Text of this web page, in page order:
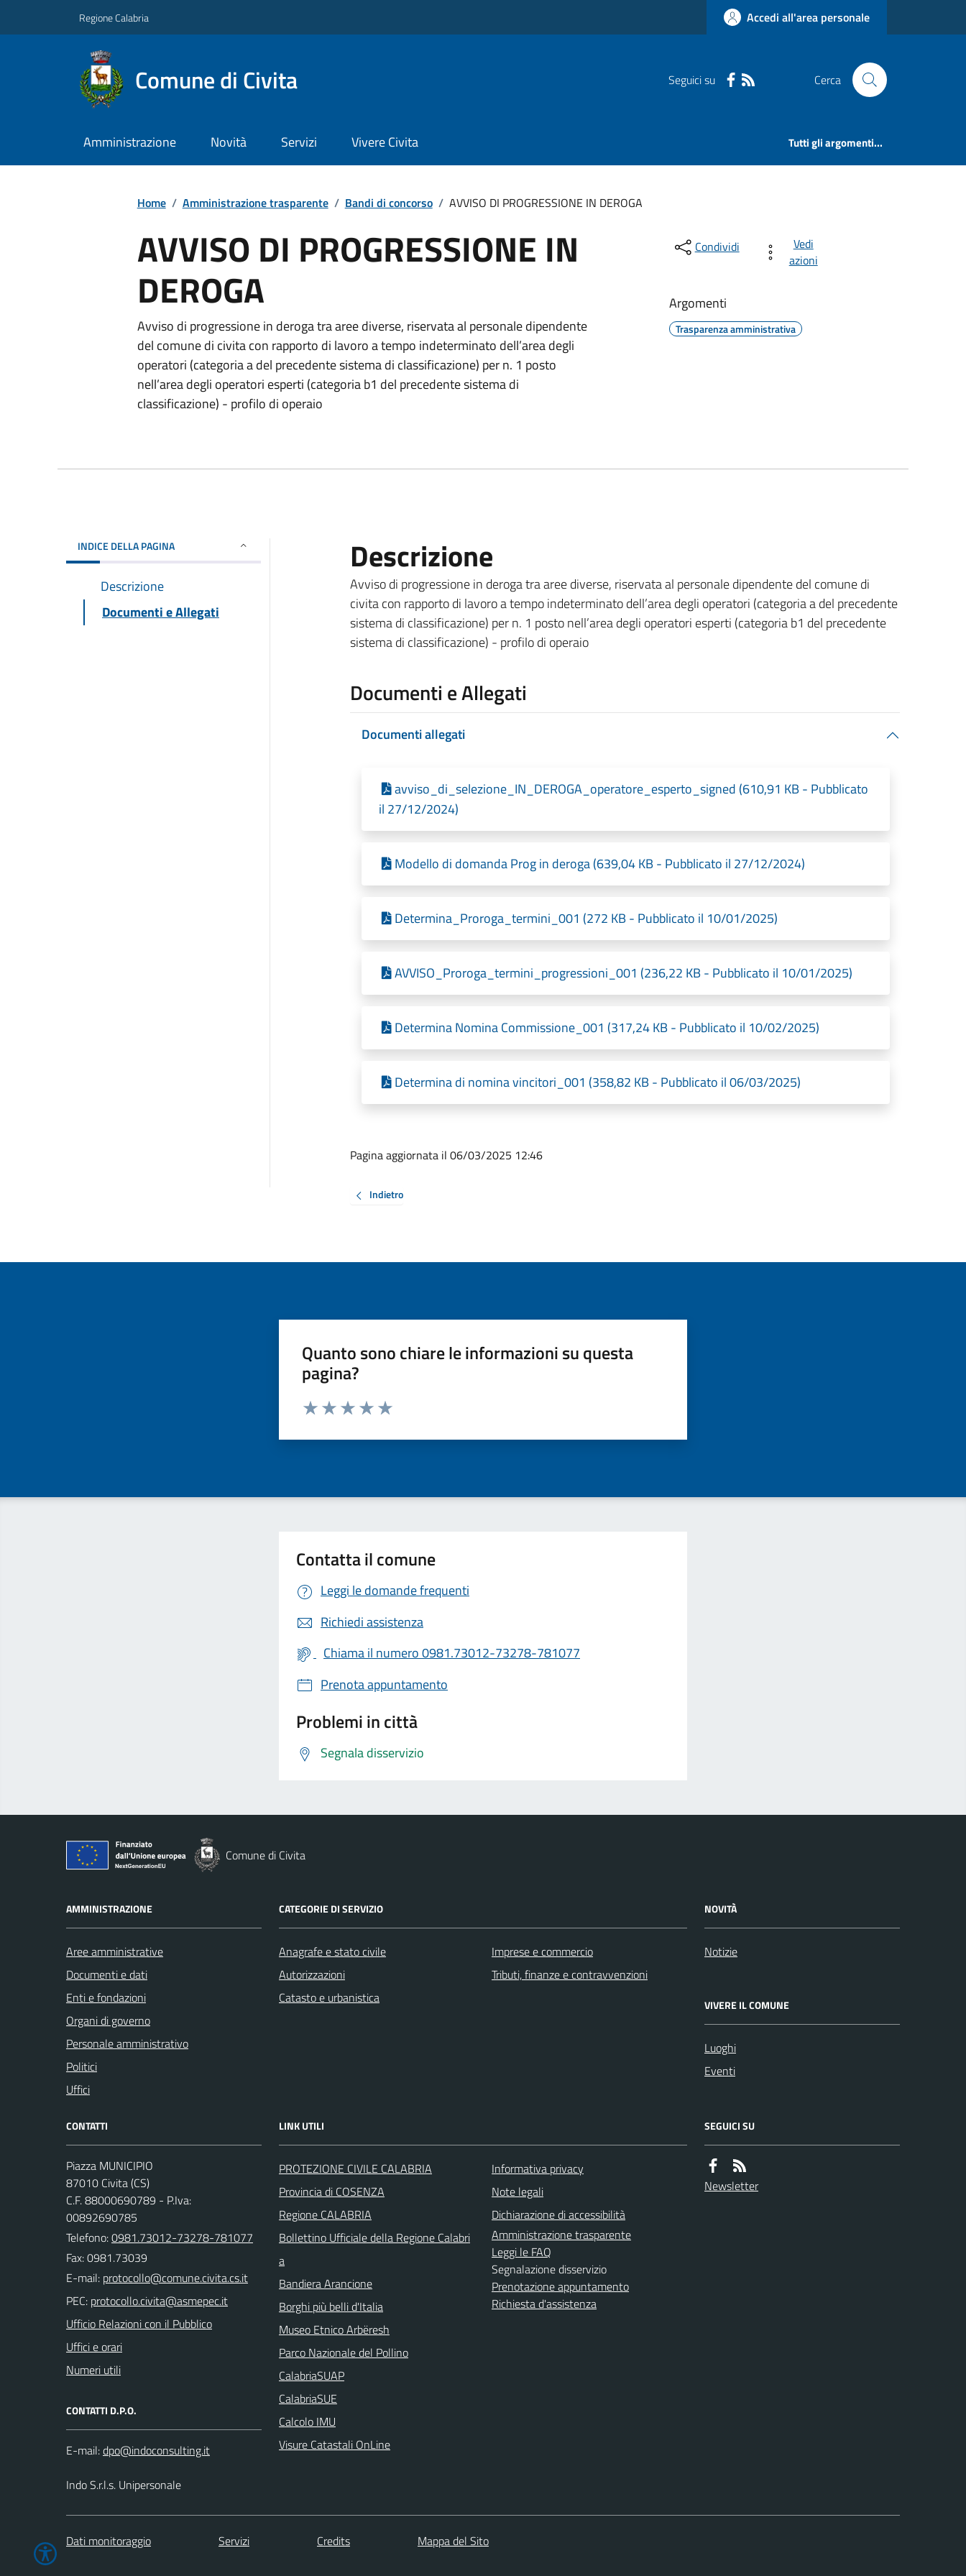
Regione Calabria Accedi all'area personale
Comune di Civita Seguici su Cerca
Amministrazione Novità Servizi Vivere Civita Tutti gli argomenti...
Home / Amministrazione trasparente / Bandi di concorso / AVVISO DI PROGRESSIONE IN DEROGA
AVVISO DI PROGRESSIONE IN
DEROGA
Avviso di progressione in deroga tra aree diverse, riservata al personale dipendente
del comune di civita con rapporto di lavoro a tempo indeterminato dell’area degli
operatori (categoria a del precedente sistema di classificazione) per n. 1 posto
nell’area degli operatori esperti (categoria b1 del precedente sistema di
classificazione) - profilo di operaio
Condividi
Vedi
azioni
Argomenti
Trasparenza amministrativa
INDICE DELLA PAGINA
Descrizione
Documenti e Allegati
Descrizione
Avviso di progressione in deroga tra aree diverse, riservata al personale dipendente del comune di
civita con rapporto di lavoro a tempo indeterminato dell’area degli operatori (categoria a del precedente
sistema di classificazione) per n. 1 posto nell’area degli operatori esperti (categoria b1 del precedente
sistema di classificazione) - profilo di operaio
Documenti e Allegati
Documenti allegati
avviso_di_selezione_IN_DEROGA_operatore_esperto_signed (610,91 KB - Pubblicato
il 27/12/2024)
Modello di domanda Prog in deroga (639,04 KB - Pubblicato il 27/12/2024)
Determina_Proroga_termini_001 (272 KB - Pubblicato il 10/01/2025)
AVVISO_Proroga_termini_progressioni_001 (236,22 KB - Pubblicato il 10/01/2025)
Determina Nomina Commissione_001 (317,24 KB - Pubblicato il 10/02/2025)
Determina di nomina vincitori_001 (358,82 KB - Pubblicato il 06/03/2025)
Pagina aggiornata il 06/03/2025 12:46
Indietro
Quanto sono chiare le informazioni su questa
pagina?
Valuta da 1 a 5 stelle la pagina
Contatta il comune
Leggi le domande frequenti
Richiedi assistenza
Chiama il numero 0981.73012-73278-781077
Prenota appuntamento
Problemi in città
Segnala disservizio
Comune di Civita
AMMINISTRAZIONE
Aree amministrative
Documenti e dati
Enti e fondazioni
Organi di governo
Personale amministrativo
Politici
Uffici
CATEGORIE DI SERVIZIO
Anagrafe e stato civile
Autorizzazioni
Catasto e urbanistica
Imprese e commercio
Tributi, finanze e contravvenzioni
NOVITÀ
Notizie
VIVERE IL COMUNE
Luoghi
Eventi
CONTATTI
Piazza MUNICIPIO
87010 Civita (CS)
C.F. 88000690789 - P.Iva:
00892690785
Telefono:0981.73012-73278-781077
Fax: 0981.73039
E-mail:
PEC:
Ufficio Relazioni con il Pubblico
Uffici e orari
Numeri utili
CONTATTI D.P.O.
E-mail:
Indo S.r.l.s. Unipersonale
LINK UTILI
PROTEZIONE CIVILE CALABRIA
Provincia di COSENZA
Regione CALABRIA
Bollettino Ufficiale della Regione Calabri
a
Bandiera Arancione
Borghi più belli d'Italia
Museo Etnico Arbëresh
Parco Nazionale del Pollino
CalabriaSUAP
CalabriaSUE
Calcolo IMU
Visure Catastali OnLine
Informativa privacy
Note legali
Dichiarazione di accessibilità
Amministrazione trasparente
Leggi le FAQ
Segnalazione disservizio
Prenotazione appuntamento
Richiesta d'assistenza
SEGUICI SU
Newsletter
Dati monitoraggio Servizi Credits Mappa del Sito